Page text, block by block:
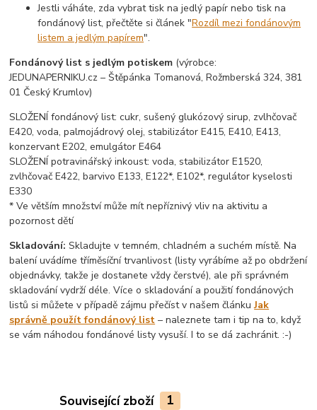
Jestli váháte, zda vybrat tisk na jedlý papír nebo tisk na
fondánový list, přečtěte si článek "Rozdíl mezi fondánovým
listem a jedlým papírem".
Fondánový list s jedlým potiskem (výrobce:
JEDUNAPERNIKU.cz – Štěpánka Tomanová, Rožmberská 324, 381
01 Český Krumlov)
SLOŽENÍ fondánový list: cukr, sušený glukózový sirup, zvlhčovač
E420, voda, palmojádrový olej, stabilizátor E415, E410, E413,
konzervant E202, emulgátor E464
SLOŽENÍ potravinářský inkoust: voda, stabilizátor E1520,
zvlhčovač E422, barvivo E133, E122*, E102*, regulátor kyselosti
E330
* Ve větším množství může mít nepříznivý vliv na aktivitu a
pozornost dětí
Skladování: Skladujte v temném, chladném a suchém místě. Na
balení uvádíme tříměsíční trvanlivost (listy vyrábíme až po obdržení
objednávky, takže je dostanete vždy čerstvé), ale při správném
skladování vydrží déle. Více o skladování a použití fondánových
listů si můžete v případě zájmu přečíst v našem článkuJak
správně použít fondánový list – naleznete tam i tip na to, když
se vám náhodou fondánové listy vysuší. I to se dá zachránit. :-)
Související zboží 1